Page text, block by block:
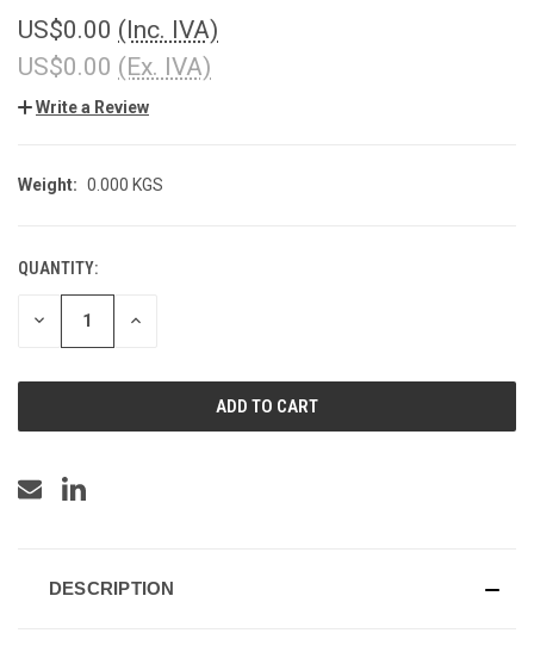
US$0.00 (Inc. IVA)
US$0.00 (Ex. IVA)
Write a Review
Weight: 0.000 KGS
CURRENT
STOCK:
QUANTITY:
DECREASE INCREASE
DESCRIPTION